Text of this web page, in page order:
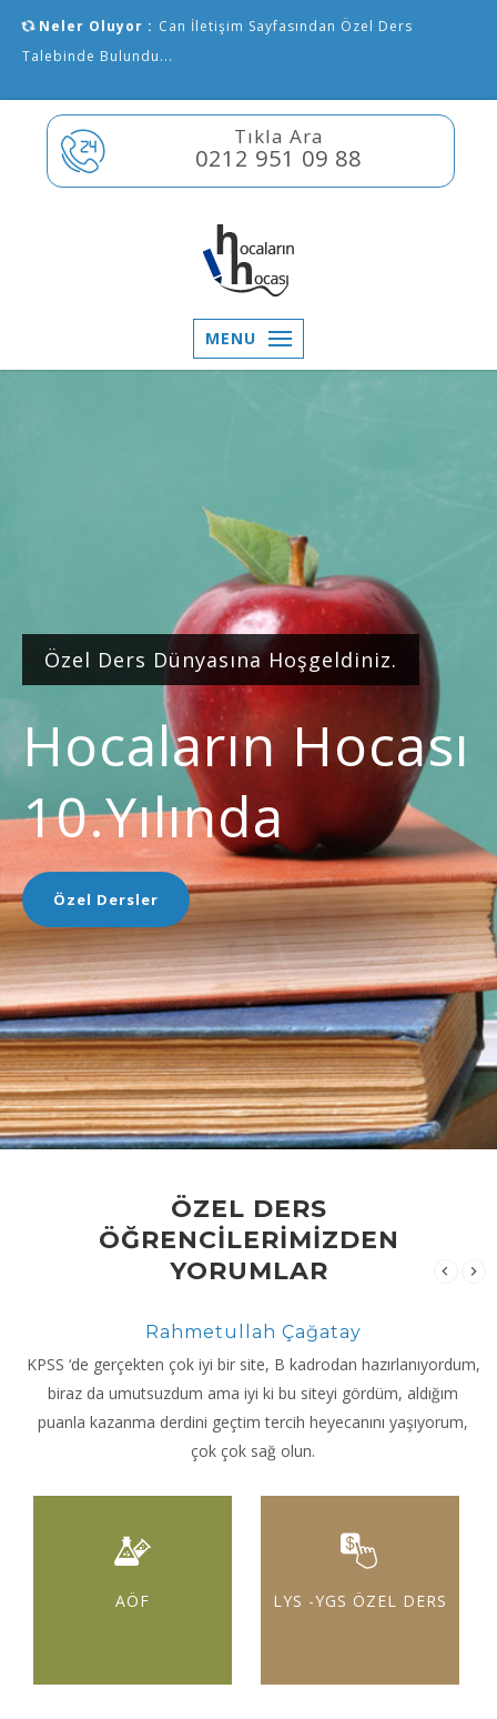
Neler Oluyor : Can İletişim Sayfasından Özel Ders
Talebinde Bulundu...
Tıkla Ara
0212 951 09 88
MENU
Özel Ders Dünyasına Hoşgeldiniz.
Hocaların Hocası
10.yılında
Özel Dersler
ÖZEL DERS
ÖĞRENCİLERİMİZDEN
YORUMLAR
aldığım
Gizem Betül Sever
İngilizce özel ders aldım, çalıştığım yer
istiyordu, gramer bilgisinde iyidim ancak
sorunlarım vardı, speaking özellikle
antremanları çok faydalı oldu, teşekkür
AÖF LYS -YGS ÖZEL DERS